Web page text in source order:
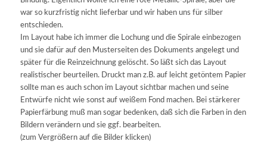
war so kurzfristig nicht lieferbar und wir haben uns für silber
entschieden.
Im Layout habe ich immer die Lochung und die Spirale einbezogen
und sie dafür auf den Musterseiten des Dokuments angelegt und
später für die Reinzeichnung gelöscht. So läßt sich das Layout
realistischer beurteilen. Druckt man z.B. auf leicht getöntem Papier
sollte man es auch schon im Layout sichtbar machen und seine
Entwürfe nicht wie sonst auf weißem Fond machen. Bei stärkerer
Papierfärbung muß man sogar bedenken, daß sich die Farben in den
Bildern verändern und sie ggf. bearbeiten.
(zum Vergrößern auf die Bilder klicken)